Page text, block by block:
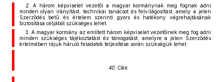
2. A három képviselet vezetői a magyar kormánynak meg fognak adni
minden olyan irányítást, technikai tanácsot és felvilágosítást, amely a jelen
Szerződés betű és értelem szerinti gyors és hatékony végrehajtásának
biztosítása céljából szükséges lehet.
3. A magyar kormány az említett három képviselet vezetőinek meg fog adni
minden szükséges tájékoztatást és támogatást, amelyre a jelen Szerződés
értelmében rájuk háruló feladatok teljesítése során szükségük lehet.
40. Cikk